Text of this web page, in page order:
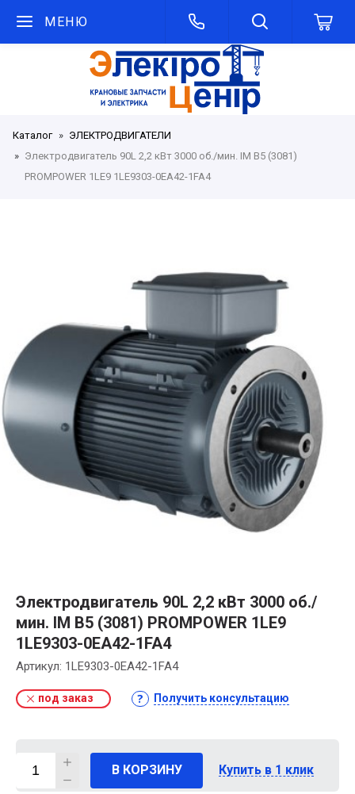
МЕНЮ
Каталог
ЭЛЕКТРОДВИГАТЕЛИ
Электродвигатель 90L 2,2 кВт 3000 об./мин. IM B5 (3081)
PROMPOWER 1LE9 1LE9303-0EA42-1FA4
Электродвигатель 90L 2,2 кВт 3000 об./
мин. IM B5 (3081) PROMPOWER 1LE9
1LE9303-0EA42-1FA4
Артикул: 1LE9303-0EA42-1FA4
под заказ Получить консультацию
В КОРЗИНУ Купить в 1 клик